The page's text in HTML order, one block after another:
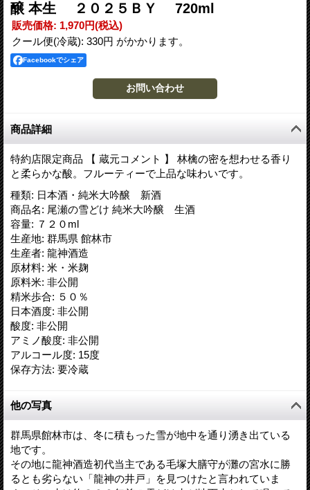
醸 本生 ２０２５ＢＹ 720ml
販売価格: 1,970円(税込)
クール便(冷蔵): 330円 がかかります。
Facebookでシェア
商品詳細
特約店限定商品 【 蔵元コメント 】 林檎の密を想わせる香り
と柔らかな酸。フルーティーで上品な味わいです。
種類: 日本酒・純米大吟醸 新酒
商品名: 尾瀬の雪どけ 純米大吟醸 生酒
容量: ７２０ml
生産地: 群馬県 館林市
生産者: 龍神酒造
原材料: 米・米麹
原料米: 非公開
精米歩合: ５０％
日本酒度: 非公開
酸度: 非公開
アミノ酸度: 非公開
アルコール度: 15度
保存方法: 要冷蔵
他の写真
群馬県館林市は、冬に積もった雪が地中を通り湧き出ている
地です。
その地に龍神酒造初代当主である毛塚大膳守が灘の宮水に勝
るとも劣らない「龍神の井戸」を見つけたと言われていま